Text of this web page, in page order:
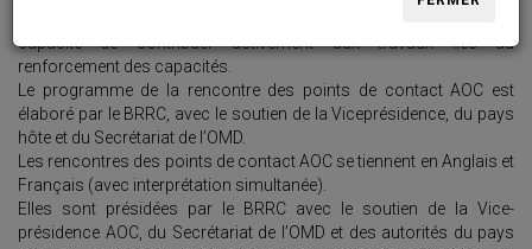
capacité de contribuer activement aux travaux liés au
renforcement des capacités.
Le programme de la rencontre des points de contact AOC est
élaboré par le BRRC, avec le soutien de la Viceprésidence, du pays
hôte et du Secrétariat de l’OMD.
Les rencontres des points de contact AOC se tiennent en Anglais et
Français (avec interprétation simultanée).
Elles sont présidées par le BRRC avec le soutien de la Vice-
présidence AOC, du Secrétariat de l’OMD et des autorités du pays